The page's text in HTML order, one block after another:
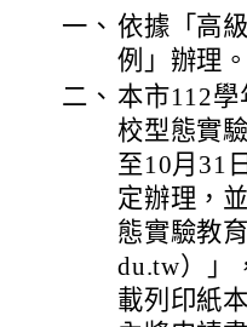
一、 依據「高
例」辦理。
二、 本市112
校型態實
至10月31
定辦理，
態實驗教
du.tw）」
載列印紙